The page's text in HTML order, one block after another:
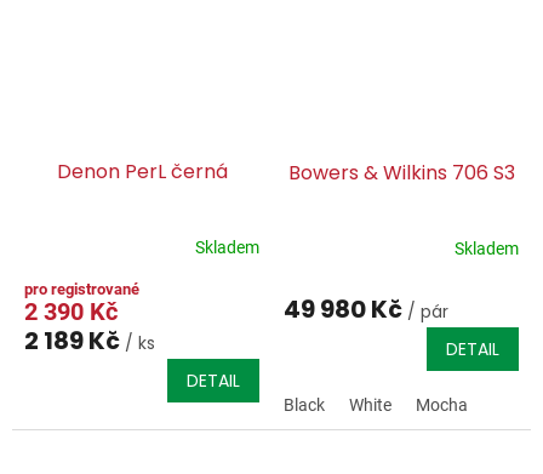
Denon PerL černá
Skladem
2 390 Kč
2 189 Kč / ks
DETAIL
Bowers & Wilkins 706 S3
Skladem
49 980 Kč / pár
DETAIL
Black White Mocha